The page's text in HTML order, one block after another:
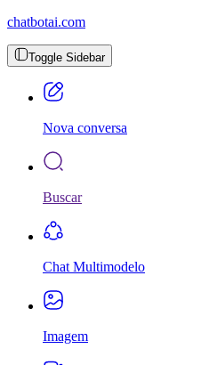
chatbotai.com
Toggle Sidebar
Nova conversa
Buscar
Chat Multimodelo
Imagem